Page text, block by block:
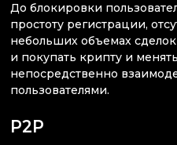
До блокировки
простоту регистрации,
небольших объемах
и покупать крипту и
непосредственно
пользователями.
P2P